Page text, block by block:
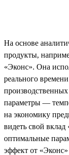
На основе
продукты,
«Эконс». Она
реального
параметры —
на экономику
видеть свой вклад
оптимальные
эффект от